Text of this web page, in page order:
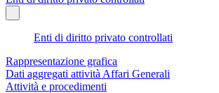
Enti di diritto privato controllati
Rappresentazione grafica
Dati aggregati attività Affari Generali
Attività e procedimenti